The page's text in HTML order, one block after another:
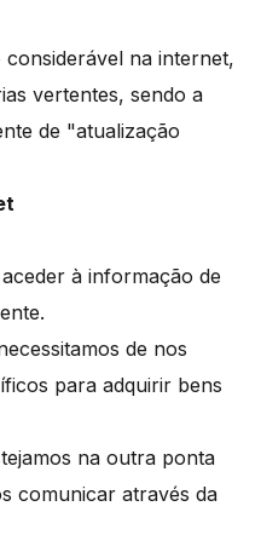
considerável na internet,
vertentes, sendo a
de "atualização
à informação de
de nos
para adquirir bens
na outra ponta
comunicar através da